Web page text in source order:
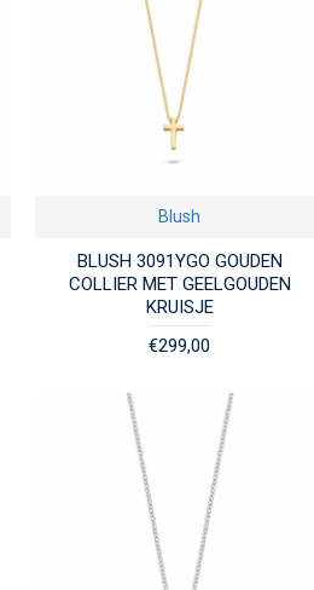
Blush
BLUSH 3091YGO GOUDEN
COLLIER MET GEELGOUDEN
KRUISJE
€299,00